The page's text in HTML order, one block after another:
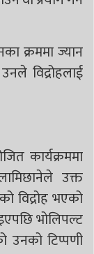
क्रममा ज्यान
विद्रोहलाई
कार्यक्रममा
उक्त
विद्रोह भएको
भोलिपल्ट
उनको टिप्पणी